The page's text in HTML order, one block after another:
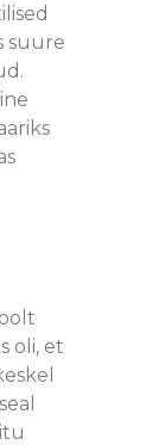
suure
oli, et